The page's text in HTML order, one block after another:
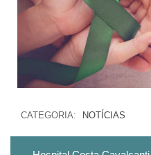
CATEGORIA: NOTÍCIAS